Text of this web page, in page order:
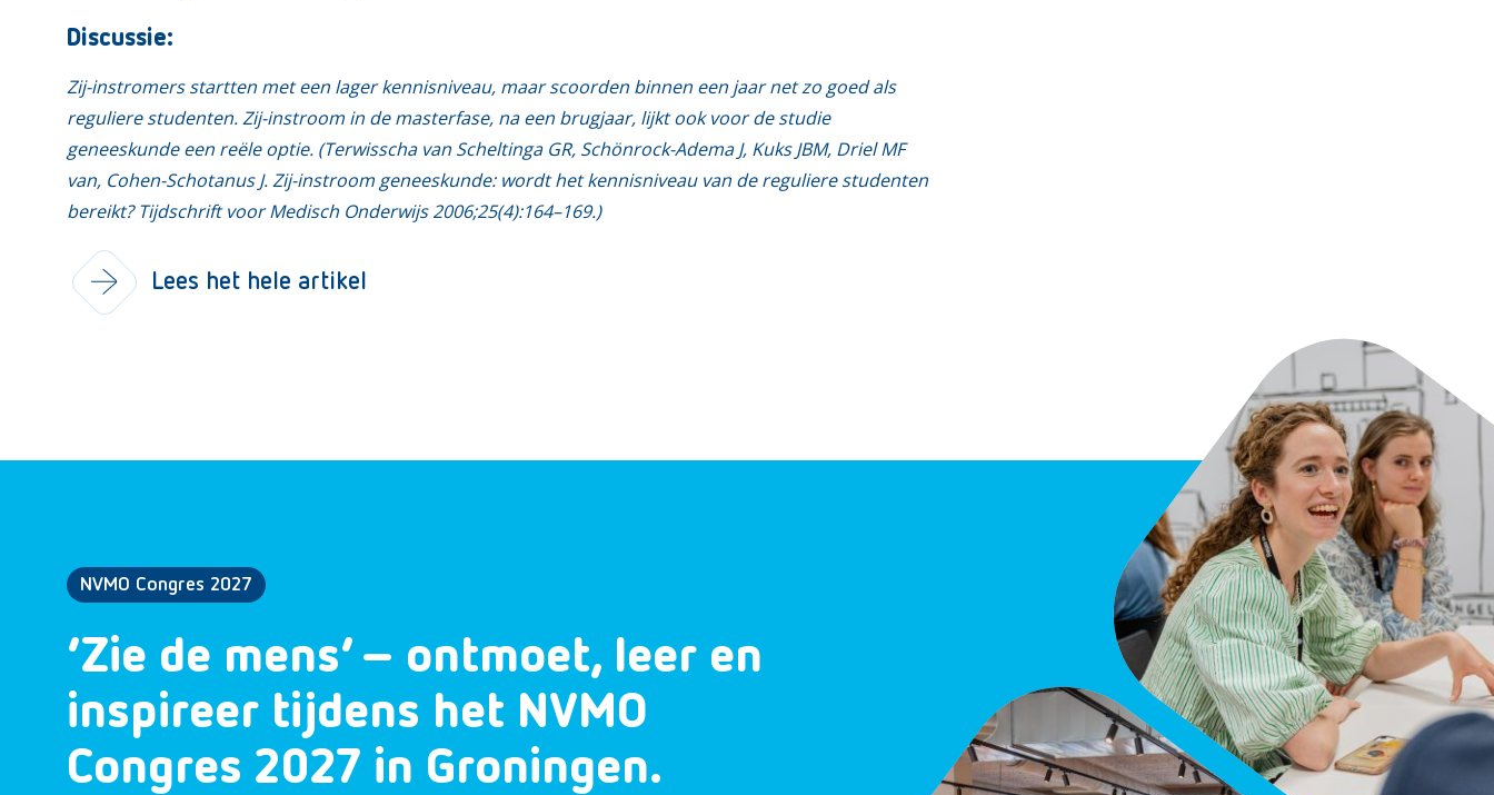
Discussie:
Zij-instromers startten met een lager kennisniveau, maar scoorden binnen een jaar net zo goed als
reguliere studenten. Zij-instroom in de masterfase, na een brugjaar, lijkt ook voor de studie
geneeskunde een reële optie. (Terwisscha van Scheltinga GR, Schönrock-Adema J, Kuks JBM, Driel MF
van, Cohen-Schotanus J. Zij-instroom geneeskunde: wordt het kennisniveau van de reguliere studenten
bereikt? Tijdschrift voor Medisch Onderwijs 2006;25(4):164–169.)
Lees het hele artikel
NVMO Congres 2027
‘Zie de mens’ – ontmoet, leer en
inspireer tijdens het NVMO
Congres 2027 in Groningen.